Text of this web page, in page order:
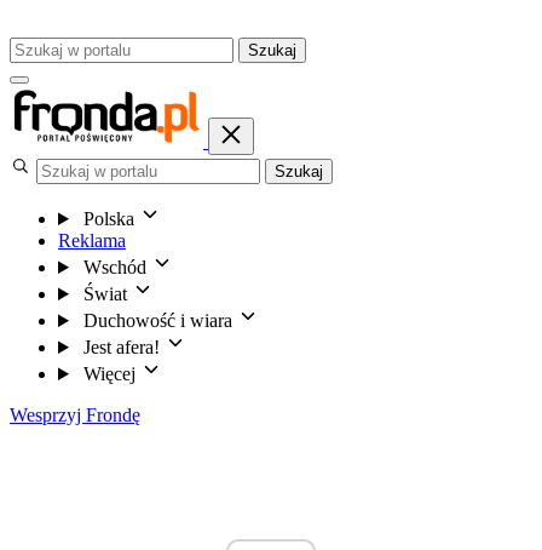
Szukaj
Szukaj
Polska
Reklama
Wschód
Świat
Duchowość i wiara
Jest afera!
Więcej
Wesprzyj Frondę